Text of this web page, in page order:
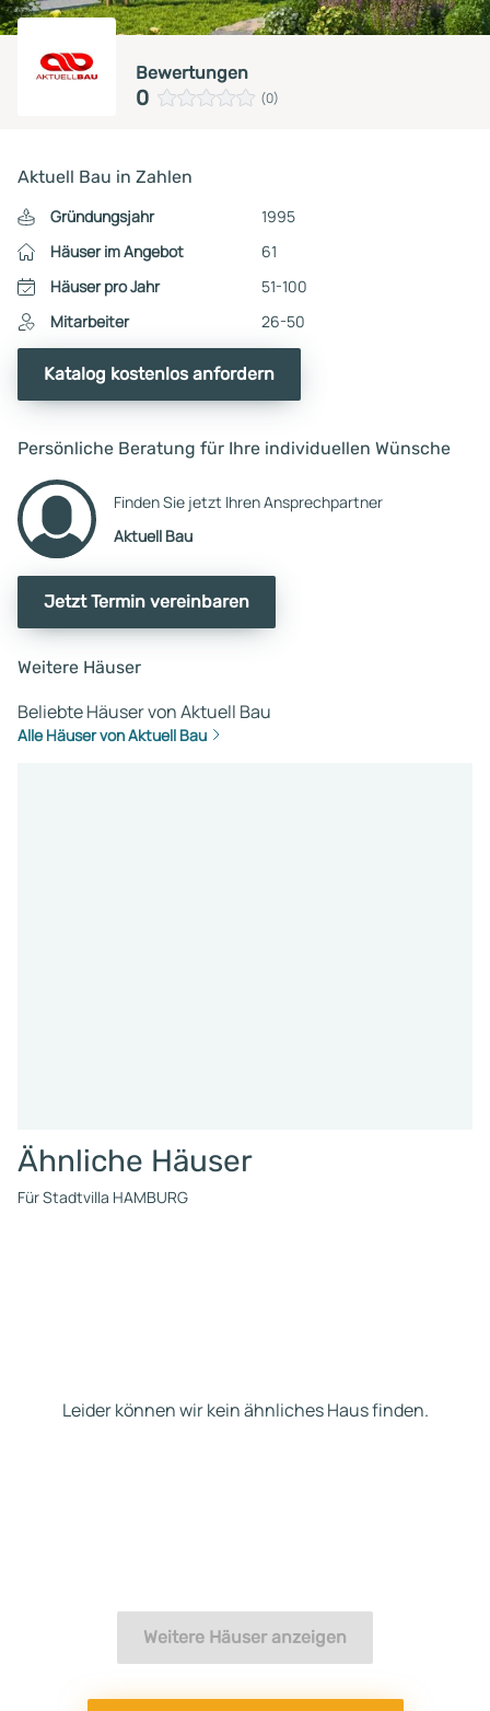
Bewertungen
0 (0)
Aktuell Bau in Zahlen
Gründungsjahr
1995
Häuser im Angebot
61
Häuser pro Jahr
51-100
Mitarbeiter
26-50
Katalog kostenlos anfordern
Persönliche Beratung für Ihre individuellen Wünsche
Finden Sie jetzt Ihren Ansprechpartner
Aktuell Bau
Jetzt Termin vereinbaren
Weitere Häuser
Beliebte Häuser von Aktuell Bau
Alle Häuser von Aktuell Bau
Ähnliche Häuser
Für Stadtvilla HAMBURG
Leider können wir kein ähnliches Haus finden.
Weitere Häuser anzeigen